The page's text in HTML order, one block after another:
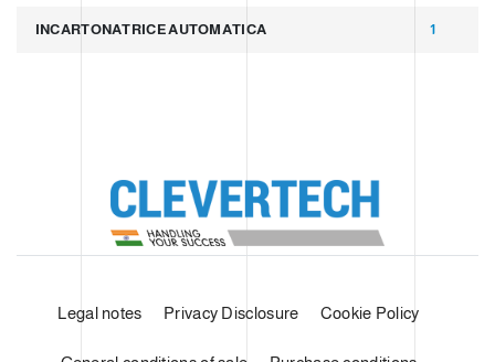
INCARTONATRICE AUTOMATICA 1
Legal notes Privacy Disclosure Cookie Policy